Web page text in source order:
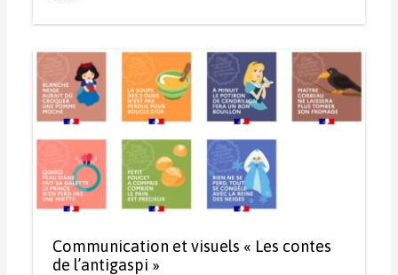
Communication et visuels « Les contes
de l’antigaspi »